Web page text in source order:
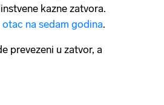
kazne zatvora.
na sedam godina.
prevezeni u zatvor, a